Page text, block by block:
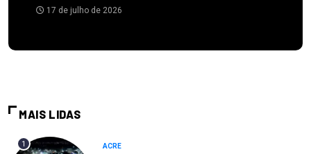
17 de julho de 2026
MAIS LIDAS
1 ACRE